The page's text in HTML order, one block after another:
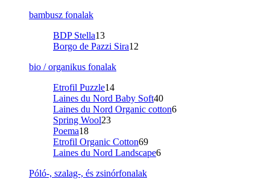
bambusz fonalak
BDP Stella13
Borgo de Pazzi Sira12
bio / organikus fonalak
Etrofil Puzzle14
Laines du Nord Baby Soft40
Laines du Nord Organic cotton6
Spring Wool23
Poema18
Etrofil Organic Cotton69
Laines du Nord Landscape6
Póló-, szalag-, és zsinórfonalak